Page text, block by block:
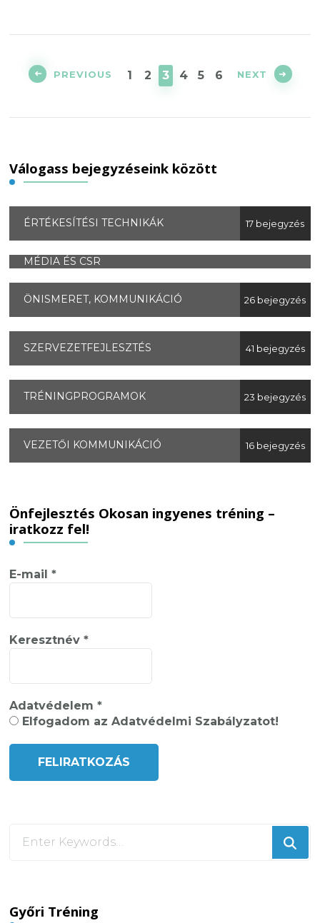
PREVIOUS 1 2 3 4 5 6 NEXT
Válogass bejegyzéseink között
ÉRTÉKESÍTÉSI TECHNIKÁK 17 bejegyzés
MÉDIA ÉS CSR
ÖNISMERET, KOMMUNIKÁCIÓ 26 bejegyzés
SZERVEZETFEJLESZTÉS 41 bejegyzés
TRÉNINGPROGRAMOK 23 bejegyzés
VEZETŐI KOMMUNIKÁCIÓ 16 bejegyzés
Önfejlesztés Okosan ingyenes tréning –
iratkozz fel!
E-mail*
Keresztnév*
Adatvédelem*
Elfogadom az Adatvédelmi Szabályzatot!
Győri Tréning